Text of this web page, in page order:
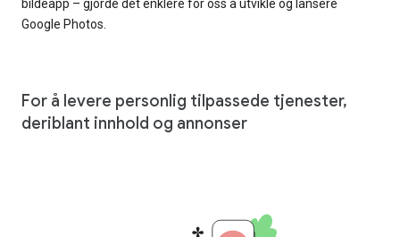
bildeapp – gjorde det enklere for oss å utvikle og lansere
Google Photos.
For å levere personlig tilpassede tjenester,
deriblant innhold og annonser